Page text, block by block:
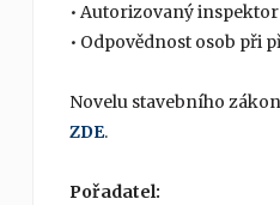
• Autorizovaný inspektor
• Odpovědnost osob při
Novelu stavebního
ZDE.
Pořadatel: